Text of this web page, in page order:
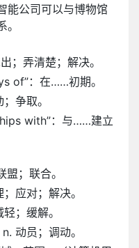
能公司可以与博物馆
；弄清楚；解决。
of”：在……初期。
争取。
with”：与……建立
；联合。
应对；解决。
；缓解。
动员；调动。